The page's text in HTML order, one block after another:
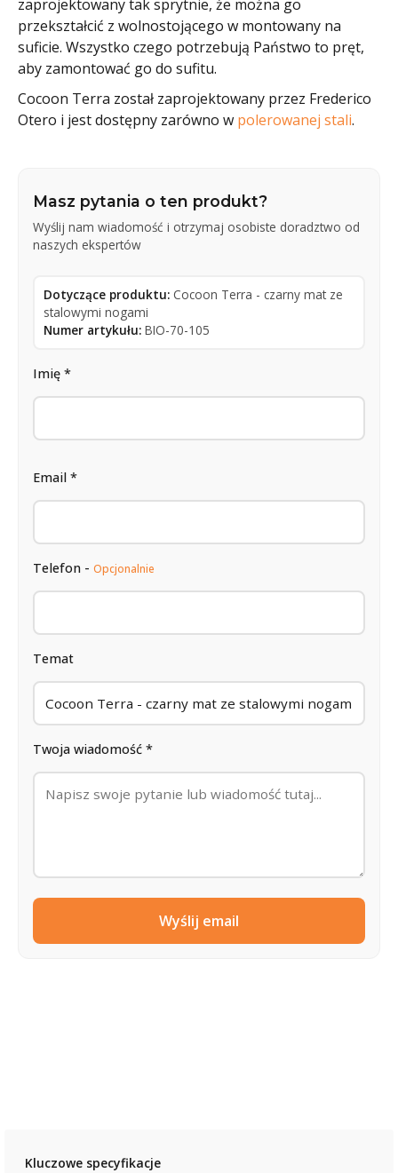
zaprojektowany tak sprytnie, że można go
przekształcić z wolnostojącego w montowany na
suficie. Wszystko czego potrzebują Państwo to pręt,
aby zamontować go do sufitu.
Cocoon Terra został zaprojektowany przez Frederico
Otero i jest dostępny zarówno w polerowanej stali.
Masz pytania o ten produkt?
Wyślij nam wiadomość i otrzymaj osobiste doradztwo od
naszych ekspertów
Dotyczące produktu: Cocoon Terra - czarny mat ze
stalowymi nogami
Numer artykułu: BIO-70-105
Imię *
Email *
Telefon - Opcjonalnie
Temat
Twoja wiadomość *
Wyślij email
Kluczowe specyfikacje